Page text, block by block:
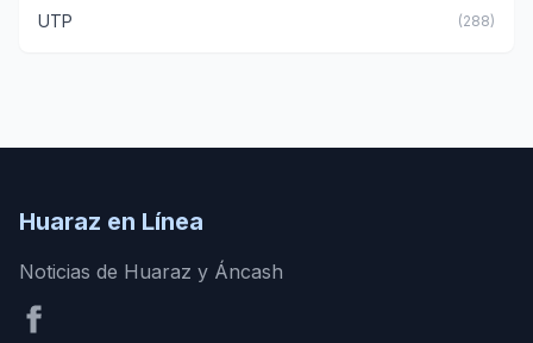
UTP (288)
Huaraz en Línea
Noticias de Huaraz y Áncash